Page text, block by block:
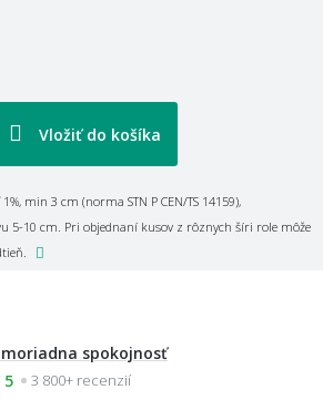
Vložiť do košíka
min 3 cm (norma STN P CEN/TS 14159),
5-10 cm. Pri objednaní kusov z rôznych šíri role môže
spokojnosť
5
3 800+ recenzií